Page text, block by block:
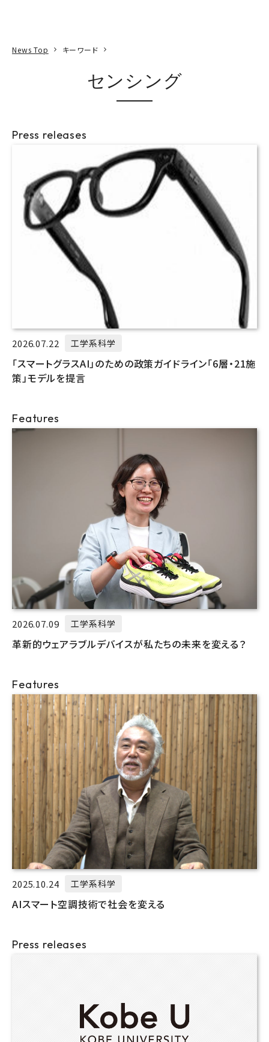
News Top キーワード
センシング
Press releases
2026.07.22 工学系科学
「スマートグラスAI」のための政策ガイドライン「6層・21施
策」モデルを提言
Features
2026.07.09 工学系科学
革新的ウェアラブルデバイスが私たちの未来を変える？
Features
2025.10.24 工学系科学
AIスマート空調技術で社会を変える
Press releases